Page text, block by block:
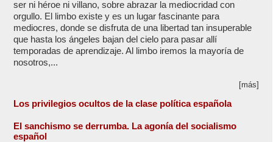
ser ni héroe ni villano, sobre abrazar la mediocridad con
orgullo. El limbo existe y es un lugar fascinante para
mediocres, donde se disfruta de una libertad tan insuperable
que hasta los ángeles bajan del cielo para pasar allí
temporadas de aprendizaje. Al limbo iremos la mayoría de
nosotros,...
[más]
Los privilegios ocultos de la clase política española
El sanchismo se derrumba. La agonía del socialismo
español